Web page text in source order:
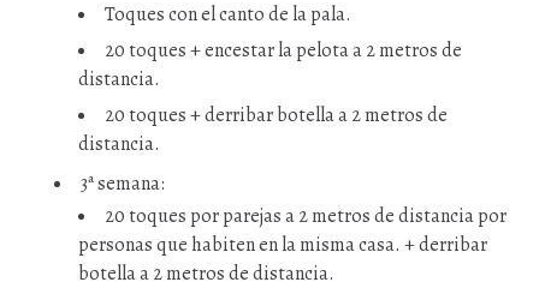
Toques con el canto de la pala.
20 toques + encestar la pelota a 2 metros de
distancia.
20 toques + derribar botella a 2 metros de
distancia.
3ª semana:
20 toques por parejas a 2 metros de distancia por
personas que habiten en la misma casa. + derribar
botella a 2 metros de distancia.